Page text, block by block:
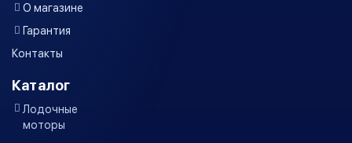
О магазине
Гарантия
Контакты
Каталог
Лодочные
моторы